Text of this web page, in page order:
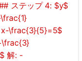
ステップ 4: $y$
\frac{3}{5}=5$
解: -